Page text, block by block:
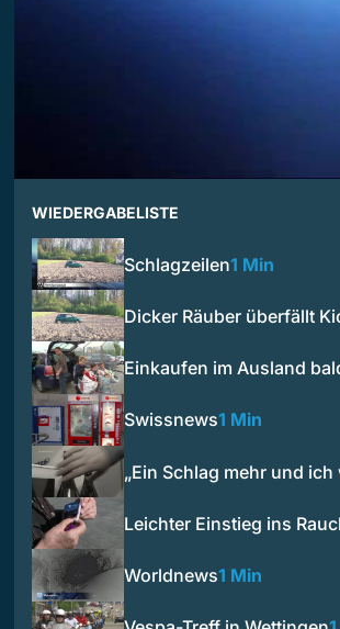
WIEDERGABELISTE
Schlagzeilen1 Min
Dicker Räuber überfällt
Einkaufen im Ausland
Swissnews1 Min
„Ein Schlag mehr und
Leichter Einstieg ins
Worldnews1 Min